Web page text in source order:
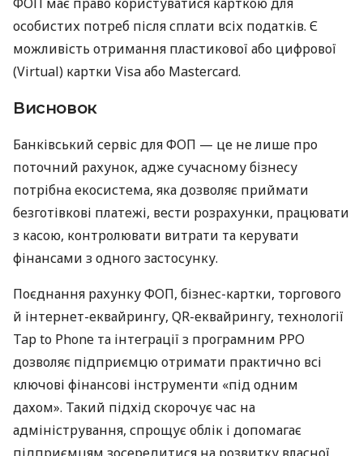
ФОП має право користуватися карткою для
особистих потреб після сплати всіх податків. Є
можливість отримання пластикової або цифрової
(Virtual) картки Visa або Mastercard.
Висновок
Банківський сервіс для ФОП — це не лише про
поточний рахунок, адже сучасному бізнесу
потрібна екосистема, яка дозволяє приймати
безготівкові платежі, вести розрахунки, працювати
з касою, контролювати витрати та керувати
фінансами з одного застосунку.
Поєднання рахунку ФОП, бізнес-картки, торгового
й інтернет-еквайрингу, QR-еквайрингу, технології
Tap to Phone та інтеграції з програмним РРО
дозволяє підприємцю отримати практично всі
ключові фінансові інструменти «під одним
дахом». Такий підхід скорочує час на
адміністрування, спрощує облік і допомагає